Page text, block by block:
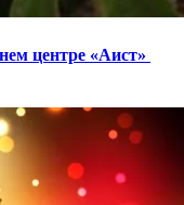
центре «Аист»